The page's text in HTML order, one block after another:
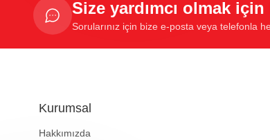
Size yardımcı olmak için
Sorularınız için bize e-posta veya telefonla
Kurumsal
Hakkımızda